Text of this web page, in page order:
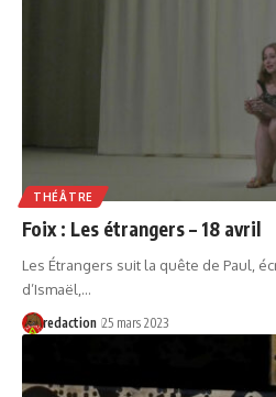
THÉÂTRE
Foix : Les étrangers – 18 avril
Les Étrangers suit la quête de Paul,
d’Ismaël,…
redaction 25 mars 2023